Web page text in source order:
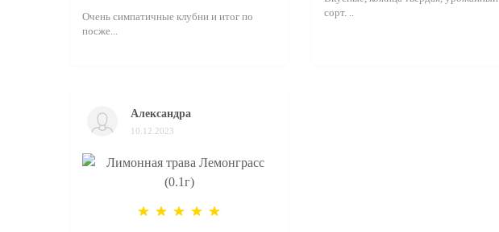
Очень симпатичные клубни и итог по
посже...
сорт. ..
Александра
10.12.2023